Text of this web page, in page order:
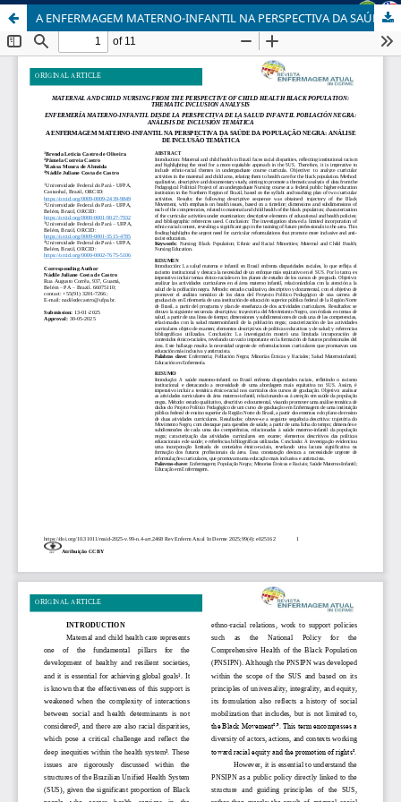
A ENFERMAGEM MATERNO-INFANTIL NA PERSPECTIVA DA SAÚDE DA POPULAÇÃO NEGRA: ANÁLISE DE INCLUSÃO TEMÁTICA